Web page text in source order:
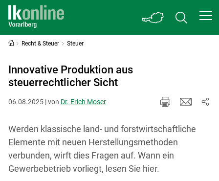
Recht & Steuer Steuer
Innovative Produktion aus
steuerrechtlicher Sicht
06.08.2025 | von Dr. Erich Moser
Werden klassische land- und forstwirtschaftliche
Elemente mit neuen Herstellungsmethoden
verbunden, wirft dies Fragen auf. Wann ein
Gewerbebetrieb vorliegt, lesen Sie hier.